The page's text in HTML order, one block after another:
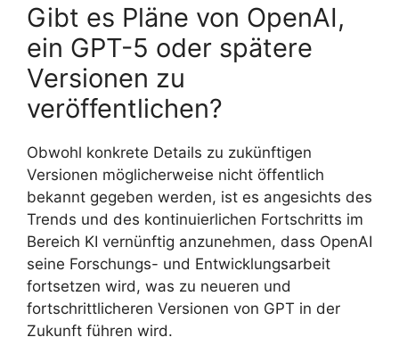
Gibt es Pläne von OpenAI,
ein GPT-5 oder spätere
Versionen zu
veröffentlichen?
Obwohl konkrete Details zu zukünftigen
Versionen möglicherweise nicht öffentlich
bekannt gegeben werden, ist es angesichts des
Trends und des kontinuierlichen Fortschritts im
Bereich KI vernünftig anzunehmen, dass OpenAI
seine Forschungs- und Entwicklungsarbeit
fortsetzen wird, was zu neueren und
fortschrittlicheren Versionen von GPT in der
Zukunft führen wird.